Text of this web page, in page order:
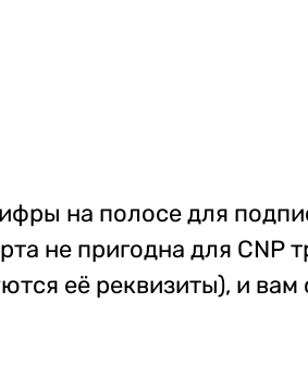
на полосе для
не пригодна для CNP
её реквизиты), и вам